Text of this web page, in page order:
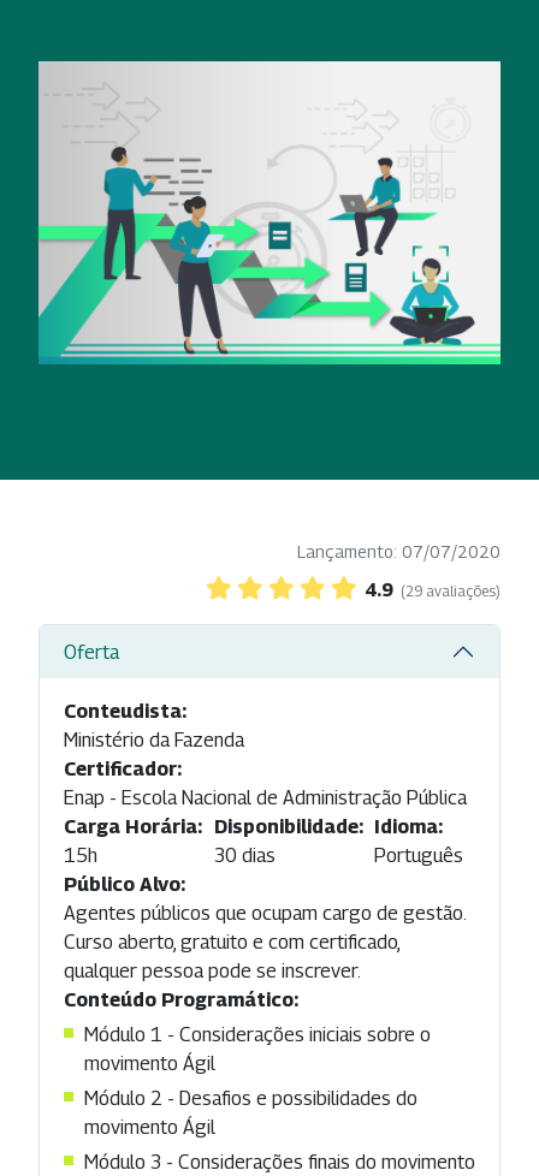
Lançamento: 07/07/2020
4.9 (29 avaliações)
Oferta
Conteudista:
Ministério da Fazenda
Certificador:
Enap - Escola Nacional de Administração Pública
Carga Horária:
15h
Disponibilidade:
30 dias
Idioma:
Português
Público Alvo:
Agentes públicos que ocupam cargo de gestão.
Curso aberto, gratuito e com certificado,
qualquer pessoa pode se inscrever.
Conteúdo Programático:
Módulo 1 - Considerações iniciais sobre o
movimento Ágil
Módulo 2 - Desafios e possibilidades do
movimento Ágil
Módulo 3 - Considerações finais do movimento